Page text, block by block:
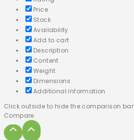
Price
Stock
Availability
Add to cart
Description
Content
Weight
Dimensions
Additional information
Click outside to hide the comparison bar
Compare